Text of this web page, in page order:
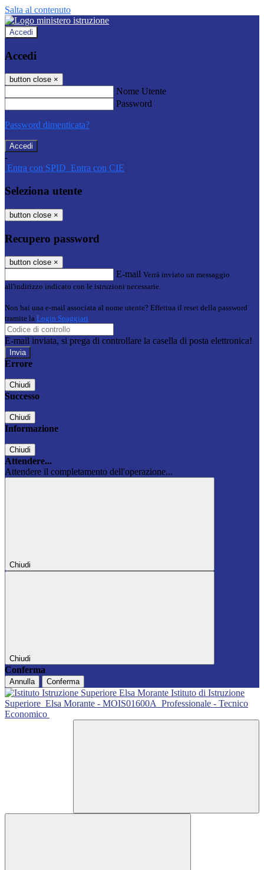
Salta al contenuto
Accedi
Accedi
button close ×
Nome Utente
Password
Password dimenticata?
-
Entra con SPID Entra con CIE
Seleziona utente
button close ×
Recupero password
button close ×
E-mail Verrà inviato un messaggio
all'indirizzo indicato con le istruzioni necessarie.
Non hai una e-mail associata al nome utente? Effettua il reset della password
tramite la Login Spaggiari
E-mail inviata, si prega di controllare la casella di posta elettronica!
Errore
Chiudi
Successo
Chiudi
Informazione
Chiudi
Attendere...
Attendere il completamento dell'operazione...
Chiudi
Chiudi
Conferma
Annulla Conferma
Istituto di Istruzione
Superiore Elsa Morante - MOIS01600A Professionale - Tecnico
Economico